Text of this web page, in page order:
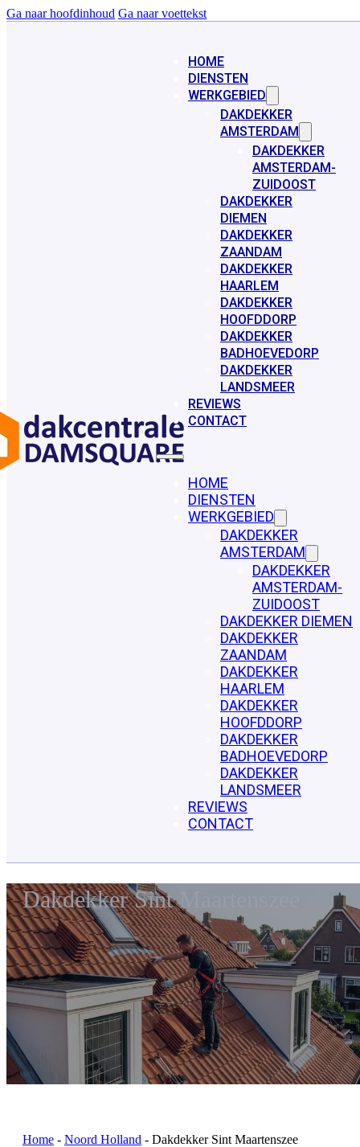
Ga naar hoofdinhoud Ga naar voettekst
HOME
DIENSTEN
WERKGEBIED
DAKDEKKER
AMSTERDAM
DAKDEKKER
AMSTERDAM-
ZUIDOOST
DAKDEKKER
DIEMEN
DAKDEKKER
ZAANDAM
DAKDEKKER
HAARLEM
DAKDEKKER
HOOFDDORP
DAKDEKKER
BADHOEVEDORP
DAKDEKKER
LANDSMEER
REVIEWS
CONTACT
HOME
DIENSTEN
WERKGEBIED
DAKDEKKER
AMSTERDAM
DAKDEKKER
AMSTERDAM-
ZUIDOOST
DAKDEKKER DIEMEN
DAKDEKKER
ZAANDAM
DAKDEKKER
HAARLEM
DAKDEKKER
HOOFDDORP
DAKDEKKER
BADHOEVEDORP
DAKDEKKER
LANDSMEER
REVIEWS
CONTACT
Dakdekker Sint Maartenszee
Home - Noord Holland - Dakdekker Sint Maartenszee